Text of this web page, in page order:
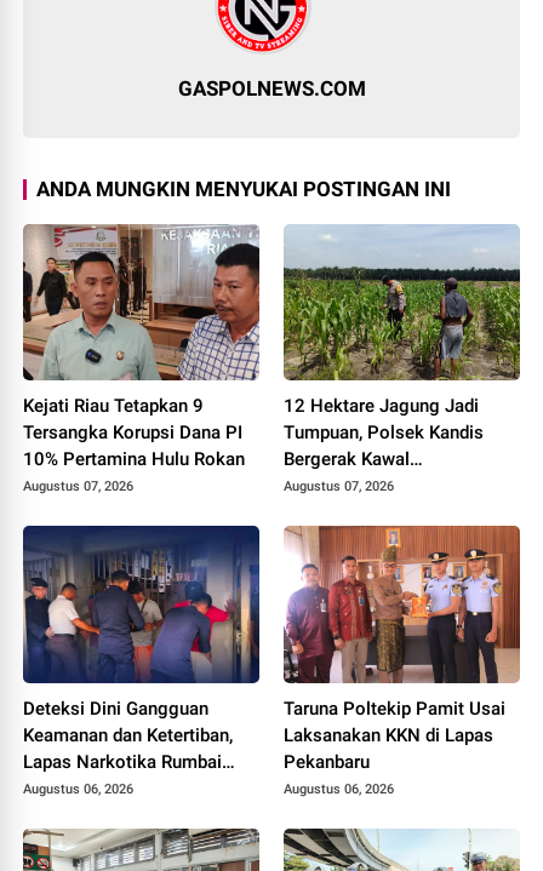
GASPOLNEWS.COM
ANDA MUNGKIN MENYUKAI POSTINGAN INI
Kejati Riau Tetapkan 9
Tersangka Korupsi Dana PI
10% Pertamina Hulu Rokan
Augustus 07, 2026
12 Hektare Jagung Jadi
Tumpuan, Polsek Kandis
Bergerak Kawal
Swasembada Pangan
Augustus 07, 2026
Deteksi Dini Gangguan
Keamanan dan Ketertiban,
Lapas Narkotika Rumbai
Gelar Razia Rutin Blok
Augustus 06, 2026
Taruna Poltekip Pamit Usai
Laksanakan KKN di Lapas
Pekanbaru
Augustus 06, 2026